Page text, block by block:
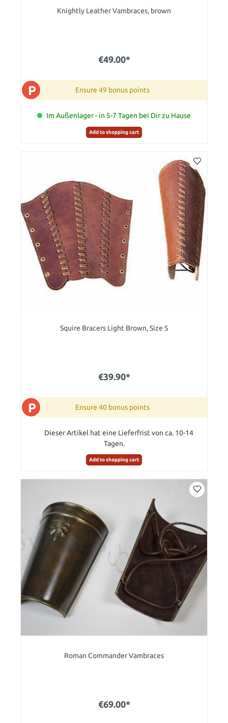
Knightly Leather Vambraces, brown
€49.00*
P Ensure 49 bonus points
Im Außenlager - in 5-7 Tagen bei Dir zu Hause
Add to shopping cart
Squire Bracers Light Brown, Size S
€39.90*
P Ensure 40 bonus points
Dieser Artikel hat eine Lieferfrist von ca. 10-14
Tagen.
Add to shopping cart
Roman Commander Vambraces
€69.00*